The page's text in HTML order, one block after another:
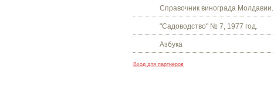
Справочник винограда Молдавии.
"Садоводство" № 7, 1977 год.
Азбука
Вход для партнеров